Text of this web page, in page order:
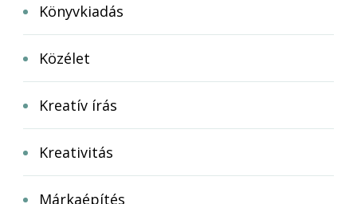
Könyvkiadás
Közélet
Kreatív írás
Kreativitás
Márkaépítés